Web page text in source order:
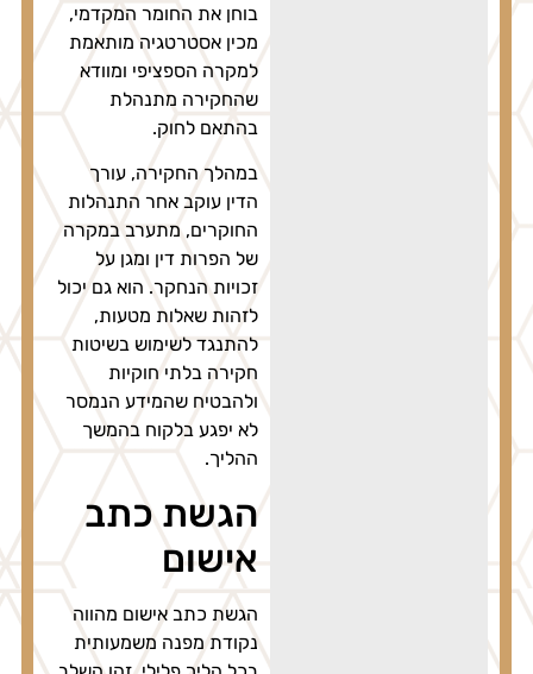
בוחן את החומר המקדמי,
מכין אסטרטגיה מותאמת
למקרה הספציפי ומוודא
שהחקירה מתנהלת
בהתאם לחוק.
במהלך החקירה, עורך
הדין עוקב אחר התנהלות
החוקרים, מתערב במקרה
של הפרות דין ומגן על
זכויות הנחקר. הוא גם יכול
לזהות שאלות מטעות,
להתנגד לשימוש בשיטות
חקירה בלתי חוקיות
ולהבטיח שהמידע הנמסר
לא יפגע בלקוח בהמשך
הגשת כתב
אישום
הגשת כתב אישום מהווה
נקודת מפנה משמעותית